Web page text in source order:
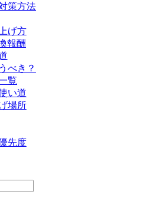
策方法
げ方
報酬
べき？
覧
い道
場所
先度